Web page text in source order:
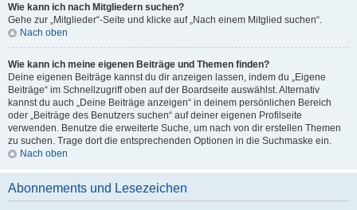
Wie kann ich nach Mitgliedern suchen?
Gehe zur „Mitglieder“-Seite und klicke auf „Nach einem Mitglied suchen“.
Nach oben
Wie kann ich meine eigenen Beiträge und Themen finden?
Deine eigenen Beiträge kannst du dir anzeigen lassen, indem du „Eigene
Beiträge“ im Schnellzugriff oben auf der Boardseite auswählst. Alternativ
kannst du auch „Deine Beiträge anzeigen“ in deinem persönlichen Bereich
oder „Beiträge des Benutzers suchen“ auf deiner eigenen Profilseite
verwenden. Benutze die erweiterte Suche, um nach von dir erstellen Themen
zu suchen. Trage dort die entsprechenden Optionen in die Suchmaske ein.
Nach oben
Abonnements und Lesezeichen